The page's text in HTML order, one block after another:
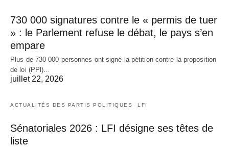
730 000 signatures contre le « permis de tuer
» : le Parlement refuse le débat, le pays s’en
empare
Plus de 730 000 personnes ont signé la pétition contre la proposition
de loi (PPl)…
juillet 22, 2026
ACTUALITÉS DES PARTIS POLITIQUES LFI
Sénatoriales 2026 : LFI désigne ses têtes de
liste